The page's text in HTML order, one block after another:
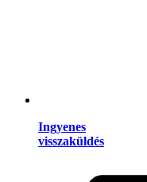
Ingyenes
visszaküldés